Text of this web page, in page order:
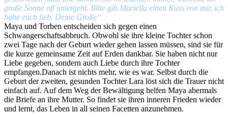
große Sonne oft untergeht. Bitte gib Mariella einen Kuss von mir, ich
habe euch lieb. Deine Große“
Maya und Torben entscheiden sich gegen einen
Schwangerschaftsabbruch. Obwohl sie ihre kleine Tochter schon
zwei Tage nach der Geburt wieder gehen lassen müssen, sind sie für
die kurze gemeinsame Zeit auf Erden dankbar. Sie haben nicht nur
Liebe gegeben, sondern auch Liebe durch ihre Tochter
empfangen.Danach ist nichts mehr, wie es war. Selbst durch die
Geburt der zweiten, gesunden Tochter Lara löst sich die Trauer nicht
einfach auf. Auf dem Weg der Bewältigung helfen Maya abermals
die Briefe an ihre Mutter. So findet sie ihren inneren Frieden wieder
und lernt, das Leben in all seinen Facetten anzunehmen.